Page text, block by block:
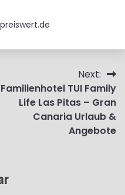
Next:
Familienhotel TUI Family
Life Las Pitas – Gran
Canaria Urlaub &
Angebote